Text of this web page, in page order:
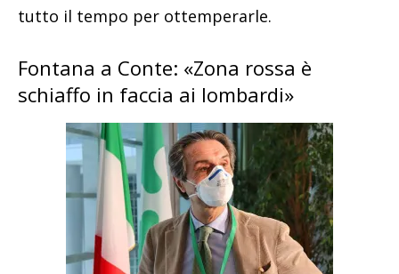
tutto il tempo per ottemperarle.
Fontana a Conte: «Zona rossa è
schiaffo in faccia ai lombardi»